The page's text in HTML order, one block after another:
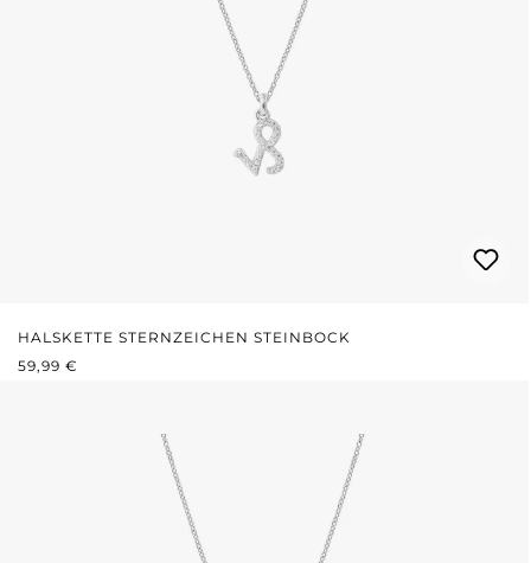
HALSKETTE STERNZEICHEN STEINBOCK
REGULÄRER PREIS:
59,99 €